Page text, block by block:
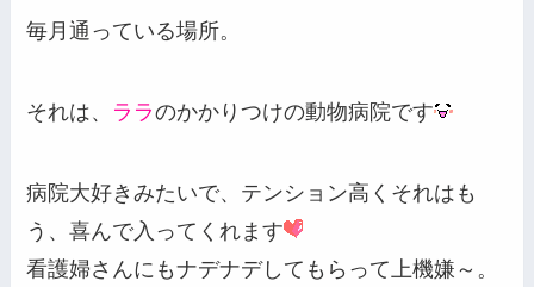
毎月通っている場所。
それは、 ララのかかりつけの動物病院です
病院大好きみたいで、テンション高くそれはも
う、喜んで入ってくれます
看護婦さんにもナデナデしてもらって上機嫌～。